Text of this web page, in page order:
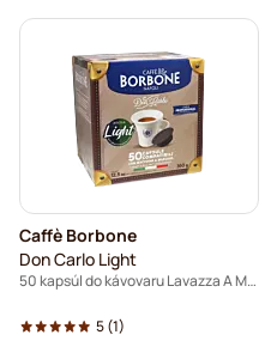
Caffè Borbone
Don Carlo Light
50 kapsúl do kávovaru Lavazza A Modo Mio
5(1)